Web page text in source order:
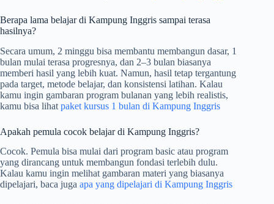
Berapa lama belajar di Kampung Inggris sampai terasa
hasilnya?
Secara umum, 2 minggu bisa membantu membangun dasar, 1
bulan mulai terasa progresnya, dan 2–3 bulan biasanya
memberi hasil yang lebih kuat. Namun, hasil tetap tergantung
pada target, metode belajar, dan konsistensi latihan. Kalau
kamu ingin gambaran program bulanan yang lebih realistis,
kamu bisa lihat paket kursus 1 bulan di Kampung Inggris
Apakah pemula cocok belajar di Kampung Inggris?
Cocok. Pemula bisa mulai dari program basic atau program
yang dirancang untuk membangun fondasi terlebih dulu.
Kalau kamu ingin melihat gambaran materi yang biasanya
dipelajari, baca juga apa yang dipelajari di Kampung Inggris